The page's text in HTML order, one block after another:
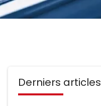
Derniers articles